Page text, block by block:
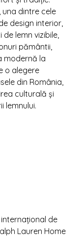
dintre cele
design interior,
lemn vizibile,
pământii,
modernă la
o alegere
din România,
culturală și
lemnului.
de
Lauren Home